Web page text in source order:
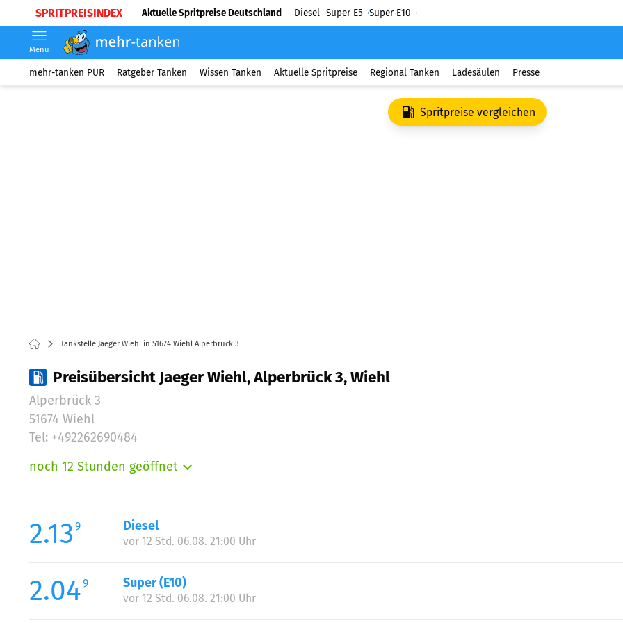
SPRITPREISINDEX Aktuelle Spritpreise Deutschland Diesel Super E5 Super E10
Menü
mehr-tanken PUR Ratgeber Tanken Wissen Tanken Aktuelle Spritpreise Regional Tanken Ladesäulen Presse
Spritpreise vergleichen
Tankstelle Jaeger Wiehl in 51674 Wiehl Alperbrück 3
Preisübersicht Jaeger Wiehl, Alperbrück 3, Wiehl
Alperbrück 3
51674 Wiehl
Tel: +492262690484
noch 12 Stunden geöffnet
Mittwoch:
Donnerstag:
Samstag:
Sonntag:
2.13 9 Diesel
vor 12 Std. 06.08. 21:00 Uhr
2.049 Super (E10)
vor 12 Std. 06.08. 21:00 Uhr